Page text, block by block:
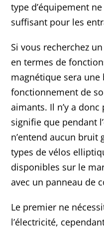
type d’équipement
suffisant pour les
Si vous recherchez
en termes de
magnétique sera
fonctionnement de
aimants. Il n’y a
signifie que pendant
n’entend aucun bruit
types de vélos
disponibles sur le
avec un panneau de
Le premier ne
l’électricité,